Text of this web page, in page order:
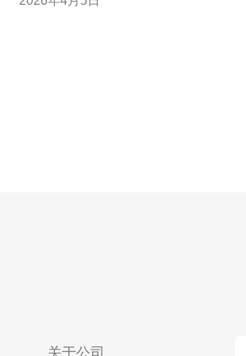
量互联，延迟低、丢包率低，适合本地
关于公司